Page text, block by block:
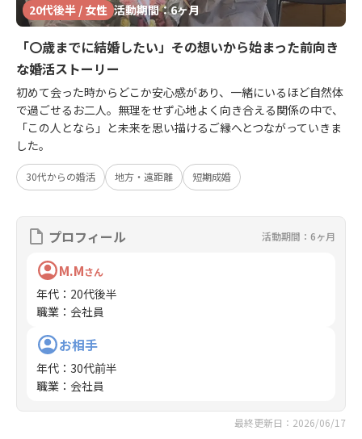
20代後半 / 女性 活動期間：6ヶ月
「〇歳までに結婚したい」その想いから始まった前向き
な婚活ストーリー
初めて会った時からどこか安心感があり、一緒にいるほど自然体
で過ごせるお二人。無理をせず心地よく向き合える関係の中で、
「この人となら」と未来を思い描けるご縁へとつながっていきま
した。
30代からの婚活 地方・遠距離 短期成婚
プロフィール 活動期間：6ヶ月
M.Mさん
年代 ： 20代後半
職業 ： 会社員
お相手
年代 ： 30代前半
職業 ： 会社員
最終更新日：2026/06/17